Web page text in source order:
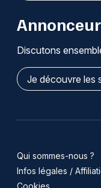
Discutons
Je découvre les
Qui sommes-nous ?
Infos légales /